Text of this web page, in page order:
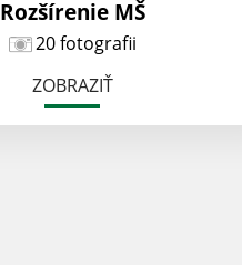
Rozšírenie MŠ
20 fotografii
ZOBRAZIŤ